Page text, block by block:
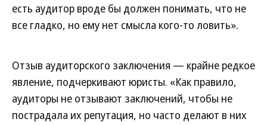
есть аудитор вроде бы должен понимать, что не
все гладко, но ему нет смысла кого-то ловить».
Отзыв аудиторского заключения — крайне редкое
явление, подчеркивают юристы. «Как правило,
аудиторы не отзывают заключений, чтобы не
пострадала их репутация, но часто делают в них